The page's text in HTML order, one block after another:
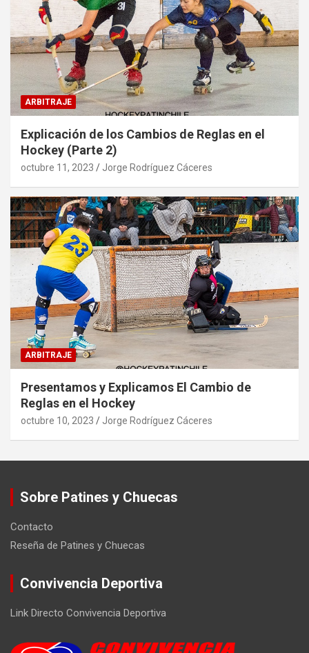
ARBITRAJE
Explicación de los Cambios de Reglas en el
Hockey (Parte 2)
octubre 11, 2023 Jorge Rodríguez Cáceres
ARBITRAJE
Presentamos y Explicamos El Cambio de
Reglas en el Hockey
octubre 10, 2023 Jorge Rodríguez Cáceres
Sobre Patines y Chuecas
Contacto
Reseña de Patines y Chuecas
Convivencia Deportiva
Link Directo Convivencia Deportiva